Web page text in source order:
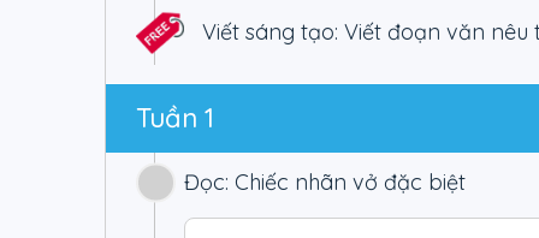
- Số lượng buổi học: 190 buổi học chất lượng
- Bài tập: 1000 câu hỏi
- Học mọi nơi trong vòng 12 tháng kể từ ngày
4. Hỗ trợ
- Liên hệ Hotline để được hỗ trợ.
Viết sáng tạo: Viết đoạn văn
Tuần 1
Đọc: Chiếc nhãn vở đặc biệt